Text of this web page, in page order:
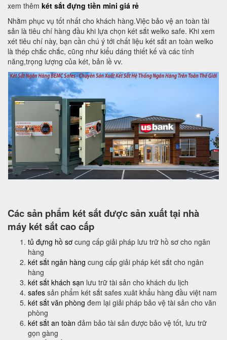
xem thêm két sắt đựng tiền mini giá rẻ
Nhằm phục vụ tốt nhất cho khách hàng.Việc bảo vệ an toàn tài
sản là tiêu chí hàng đầu khi lựa chọn két sắt welko safe. Khi xem
xét tiêu chí này, bạn cần chú ý tới chất liệu két sắt an toàn welko
là thép chắc chắc, cũng như kiểu dáng thiết kế và các tính
năng,trọng lượng của két, bản lề vv.
Các sản phẩm két sắt được sản xuất tại nhà
máy két sắt cao cấp
tủ đựng hồ sơ cung cấp giải pháp lưu trữ hồ sơ cho ngân
hàng
két sắt ngân hàng cung cấp giải pháp két sắt cho ngân
hàng
két sắt khách sạn lưu trữ tài sản cho khách du lịch
safes sản phẩm két sắt safes xuât khẩu hàng đầu việt nam
két sắt văn phòng đem lại giải pháp bảo vệ tài sản cho văn
phòng
két sắt an toàn đảm bảo tài sản được bảo vệ tốt, lưu trữ
gọn gàng